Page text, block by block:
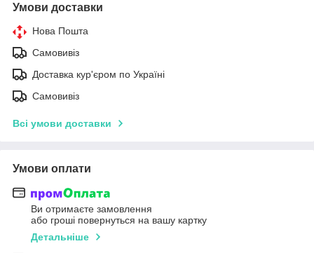
Умови доставки
Нова Пошта
Самовивіз
Доставка кур'єром по Україні
Самовивіз
Всі умови доставки
Умови оплати
Ви отримаєте замовлення
або гроші повернуться на вашу картку
Детальніше